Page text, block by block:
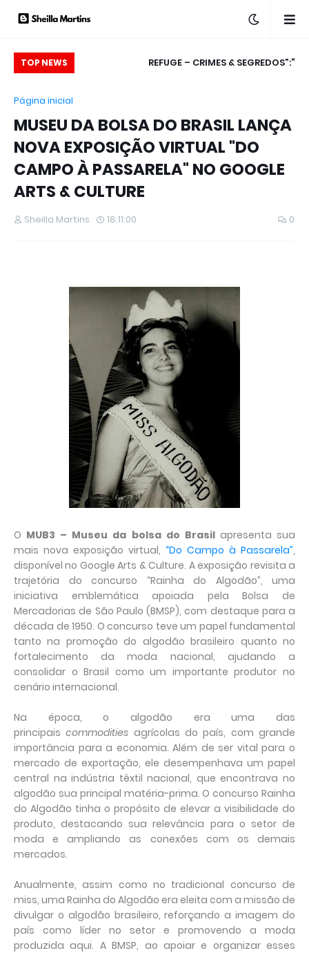
TOP NEWS
“REFUGE – CRIMES & SEGREDOS”:
MAIS GLOBOSAT PLAY
XUXA ESGOTA INGRESSOS DA SEGUNDA
PRETO ANUNCIA
Página inicial
MUSEU DA BOLSA DO BRASIL LANÇA
NOVA EXPOSIÇÃO VIRTUAL "DO
CAMPO À PASSARELA" NO GOOGLE
ARTS & CULTURE
Sheilla Martins 18:11:00 0
O MUB3 – Museu da bolsa do Brasilapresenta sua
mais nova exposição virtual, “Do Campo à Passarela”,
disponível no Google Arts & Culture. A exposição revisita a
trajetória do concurso “Rainha do Algodão”, uma
iniciativa emblemática apoiada pela Bolsa de
Mercadorias de São Paulo (BMSP), com destaque para a
década de 1950. O concurso teve um papel fundamental
tanto na promoção do algodão brasileiro quanto no
fortalecimento da moda nacional, ajudando a
consolidar o Brasil como um importante produtor no
cenário internacional.
Na época, o algodão era uma das
principaiscommodities agrícolas do país, com grande
importância para a economia. Além de ser vital para o
mercado de exportação, ele desempenhava um papel
central na indústria têxtil nacional, que encontrava no
algodão sua principal matéria-prima. O concurso Rainha
do Algodão tinha o propósito de elevar a visibilidade do
produto, destacando sua relevância para o setor de
moda e ampliando as conexões com os demais
mercados.
Anualmente, assim como no tradicional concurso de
miss, uma Rainha do Algodão era eleita com a missão de
divulgar o algodão brasileiro, reforçando a imagem do
país como líder no setor e promovendo a moda
produzida aqui. A BMSP, ao apoiar e organizar esses